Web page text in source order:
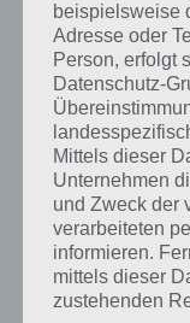
Perlen ist die Lösung
Wort, doch welche
dazu zu wissen? Zu
auch immer eine
Unter einer Perle
aus Perlmutt.
werden, dienen
unterschiedlichsten
auch ein rechter
ein kleiner Fluss?
beispielsweise
Adresse oder
Person, erfolgt
Datenschutz-
Mittels dieser
Unternehmen
und Zweck der
verarbeiteten
informieren.
mittels dieser
zustehenden